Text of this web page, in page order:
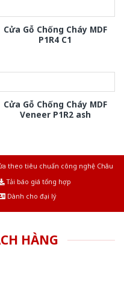
Cửa Gỗ Chống Cháy MDF
P1R4 C1
Cửa Gỗ Chống Cháy MDF
Veneer P1R2 ash
theo tiêu chuẩn công nghệ Châu
Tải báo giá tổng hợp
Dành cho đại lý
HÀNG